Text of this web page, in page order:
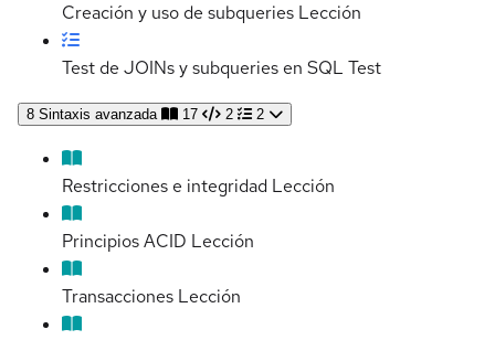
Creación y uso de subqueries Lección
Test de JOINs y subqueries en SQL Test
8 Sintaxis avanzada 17 2 2
Restricciones e integridad Lección
Principios ACID Lección
Transacciones Lección